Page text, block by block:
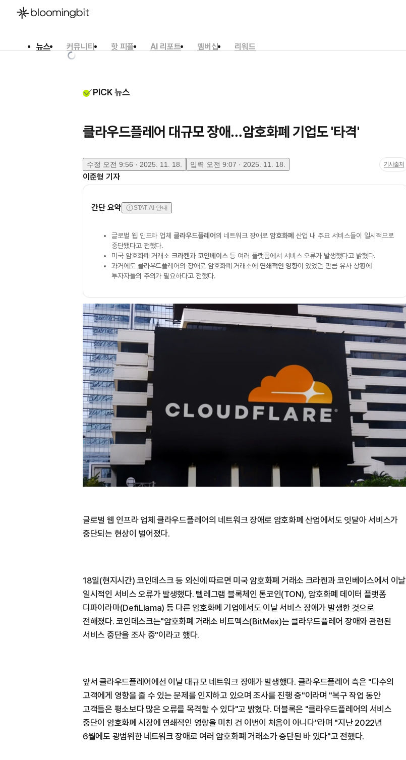
뉴스 커뮤니티 핫 피플 AI 리포트 멤버십
리워드
PiCK 뉴스
클라우드플레어 대규모 장애…암호화폐 기업도 '타격'
수정 오전 9:56 · 2025. 11. 18. 입력 오전 9:07 · 2025. 11. 18. 기사출처
이준형 기자
간단 요약 STAT AI 안내
글로벌 웹 인프라 업체클라우드플레어의 네트워크 장애로 암호화폐 산업 내 주요 서비스들이 일시적으로
중단됐다고 전했다.
미국 암호화폐 거래소 크라켄과 코인베이스등 여러 플랫폼에서 서비스 오류가 발생했다고 밝혔다.
과거에도 클라우드플레어의 장애로 암호화폐 거래소에연쇄적인 영향이 있었던 만큼 유사 상황에
투자자들의 주의가 필요하다고 전했다.
글로벌 웹 인프라 업체 클라우드플레어의 네트워크 장애로 암호화폐 산업에서도 잇달아 서비스가
중단되는 현상이 벌어졌다.
18일(현지시간) 코인데스크 등 외신에 따르면 미국 암호화폐 거래소 크라켄과 코인베이스에서 이날
일시적인 서비스 오류가 발생했다. 텔레그램 블록체인 톤코인(TON), 암호화폐 데이터 플랫폼
디파이라마(DefiLlama) 등 다른 암호화폐 기업에서도 이날 서비스 장애가 발생한 것으로
전해졌다. 코인데스크는"암호화폐 거래소 비트멕스(BitMex)는 클라우드플레어 장애와 관련된
서비스 중단을 조사 중"이라고 했다.
앞서 클라우드플레어에선 이날 대규모 네트워크 장애가 발생했다. 클라우드플레어 측은 "다수의
고객에게 영향을 줄 수 있는 문제를 인지하고 있으며 조사를 진행 중"이라며 "복구 작업 동안
고객들은 평소보다 많은 오류를 목격할 수 있다"고 밝혔다. 더블록은 "클라우드플레어의 서비스
중단이 암호화폐 시장에 연쇄적인 영향을 미친 건 이번이 처음이 아니다"라며 "지난 2022년
6월에도 광범위한 네트워크 장애로 여러 암호화폐 거래소가 중단된 바 있다"고 전했다.